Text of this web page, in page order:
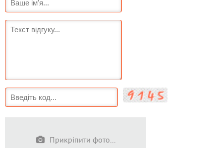
Прикріпити фото...